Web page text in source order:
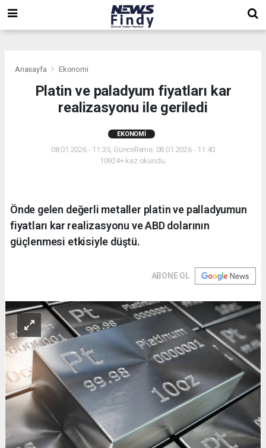
Anasayfa Ekonomi
Platin ve paladyum fiyatları kar
realizasyonu ile geriledi
EKONOMI
08.01.2026 - 11:35, Güncelleme: 08.01.2026 - 11:40
10924+ kez okundu.
Önde gelen değerli metaller platin ve palladyumun
fiyatları kar realizasyonu ve ABD dolarının
güçlenmesi etkisiyle düştü.
ABONE OL